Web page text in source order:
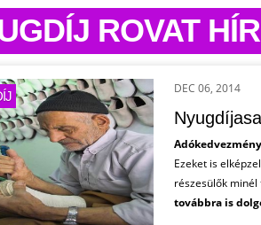
ROVAT
DEC 06, 2014
Ezeket is
részesülők
továbbra is